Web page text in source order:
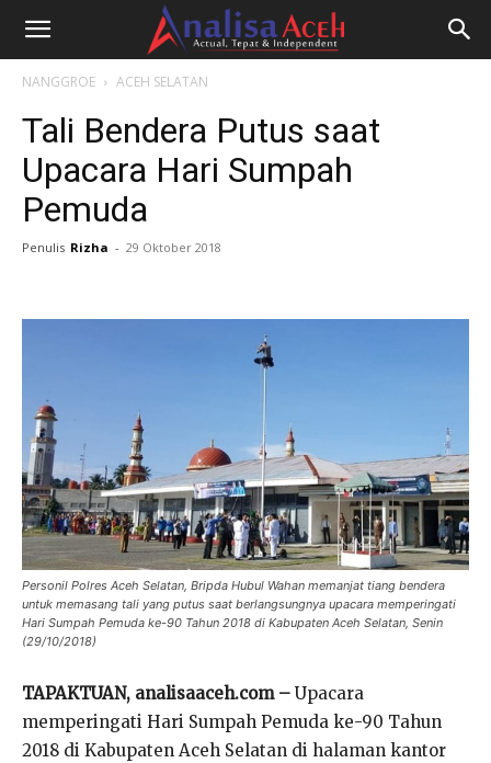
NANGGROE ACEH SELATAN
Tali Bendera Putus saat
Upacara Hari Sumpah
Pemuda
Penulis Rizha - 29 Oktober 2018
Personil Polres Aceh Selatan, Bripda Hubul Wahan memanjat tiang bendera
untuk memasang tali yang putus saat berlangsungnya upacara memperingati
Hari Sumpah Pemuda ke-90 Tahun 2018 di Kabupaten Aceh Selatan, Senin
(29/10/2018)
TAPAKTUAN, analisaaceh.com – Upacara
memperingati Hari Sumpah Pemuda ke-90 Tahun
2018 di Kabupaten Aceh Selatan di halaman kantor